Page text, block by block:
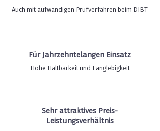
Auch mit aufwändigen Prüfverfahren beim DIBT
Für Jahrzehntelangen Einsatz
Hohe Haltbarkeit und Langlebigkeit
Sehr attraktives Preis-
Leistungsverhältnis